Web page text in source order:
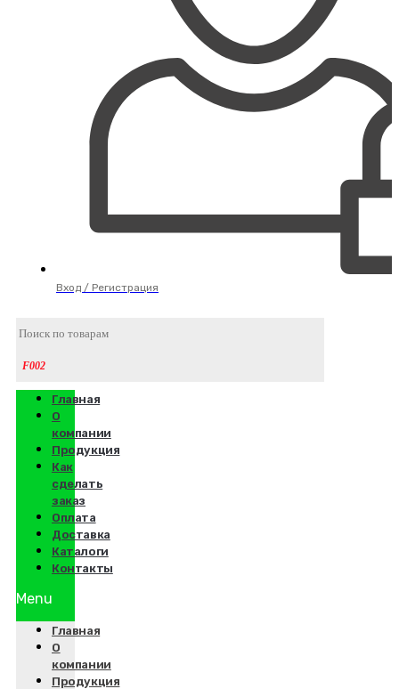
Вход / Регистрация
Главная
О
компании
Продукция
Как
сделать
заказ
Оплата
Доставка
Каталоги
Контакты
Menu
Главная
О
компании
Продукция